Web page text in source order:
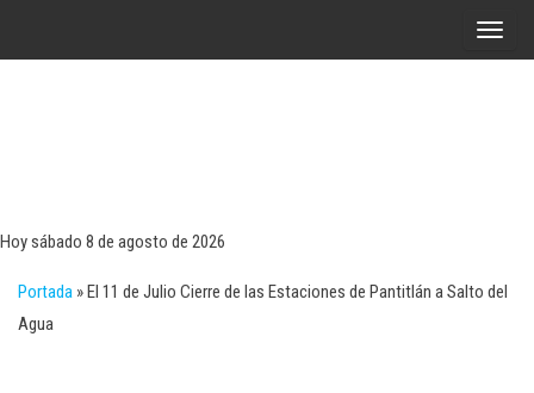
A
l
Hoy sábado 8 de agosto de 2026
Portada »El 11 de Julio Cierre de las Estaciones de Pantitlán a Salto del
Agua